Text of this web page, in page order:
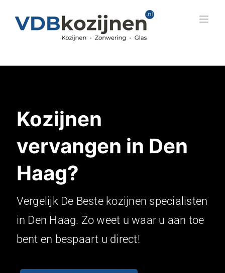
content
Kozijnen
vervangen in Den
Haag?
Vergelijk De Beste kozijnen specialisten
in Den Haag. Zo weet u waar u aan toe
bent en bespaart u direct!